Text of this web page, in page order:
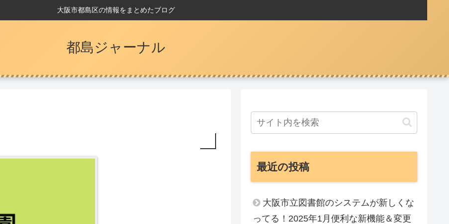
大阪市都島区の情報をまとめたブログ
都島ジャーナル
最近の投稿
大阪市立図書館のシステムが新しくな
ってる！2025年1月便利な新機能＆変更